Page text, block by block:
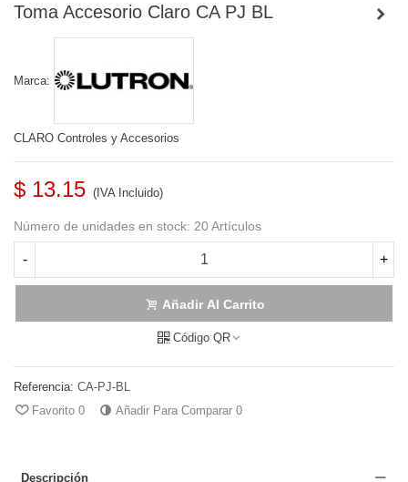
Toma Accesorio Claro CA PJ BL
Marca:
CLARO Controles y Accesorios
$ 13.15 (IVA Incluido)
Número de unidades en stock: 20 Artículos
- +
Añadir Al Carrito
Código QR
Referencia: CA-PJ-BL
Favorito 0 Añadir Para Comparar 0
Descripción